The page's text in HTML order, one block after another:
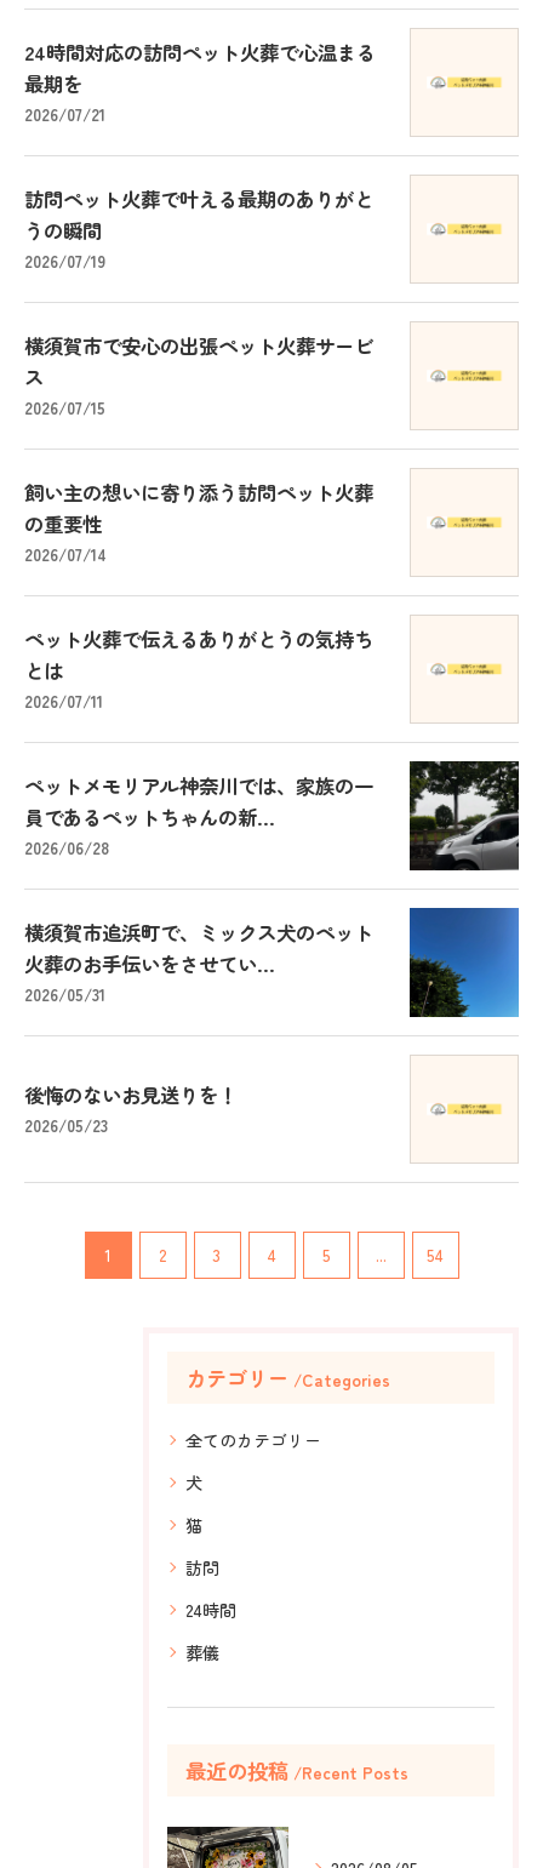
24時間対応の訪問ペット火葬で心温まる
最期を
2026/07/21
訪問ペット火葬で叶える最期のありがと
うの瞬間
2026/07/19
横須賀市で安心の出張ペット火葬サービ
ス
2026/07/15
飼い主の想いに寄り添う訪問ペット火葬
の重要性
2026/07/14
ペット火葬で伝えるありがとうの気持ち
とは
2026/07/11
ペットメモリアル神奈川では、家族の一
員であるペットちゃんの新...
2026/06/28
横須賀市追浜町で、ミックス犬のペット
火葬のお手伝いをさせてい...
2026/05/31
後悔のないお見送りを！
2026/05/23
1 2 3 4 5 ... 54
カテゴリー Categories
全てのカテゴリー
犬
猫
訪問
24時間
葬儀
最近の投稿 Recent Posts